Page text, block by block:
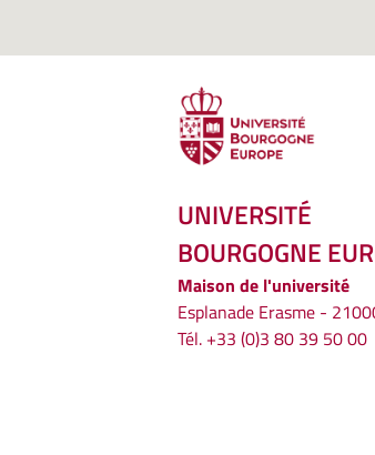
UNIVERSITÉ
BOURGOGNE
Maison de l'université
Esplanade Erasme -
Tél. +33 (0)3 80 39 50 00